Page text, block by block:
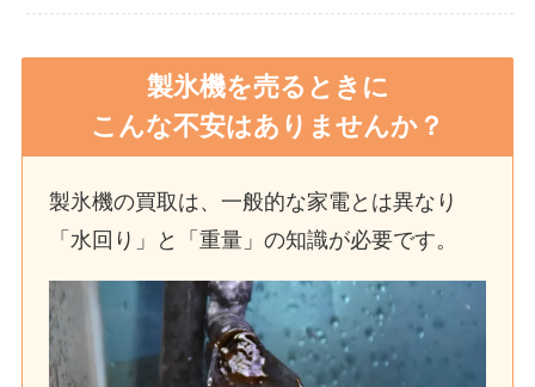
製氷機を売るときに
こんな不安はありませんか？
製氷機の買取は、一般的な家電とは異なり
「水回り」と「重量」の知識が必要です。